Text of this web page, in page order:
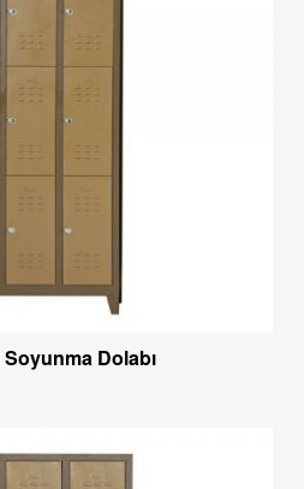
Dolabı